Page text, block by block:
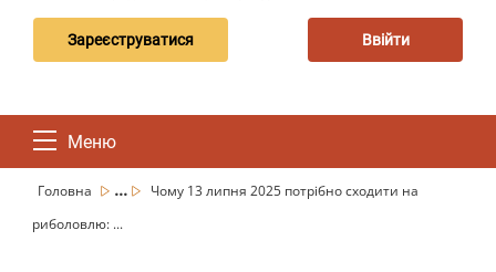
Зареєструватися Ввійти
Меню
Головна ...
Чому 13 липня 2025 потрібно сходити на
риболовлю: ...